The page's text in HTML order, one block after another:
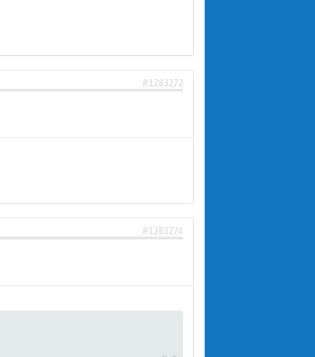
#1283272
#1283274